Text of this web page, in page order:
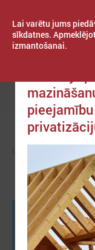
Lai varētu jums
sīkdatnes.
izmantošanai.
Izvēlne